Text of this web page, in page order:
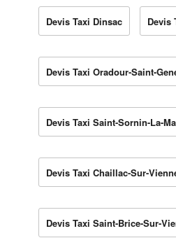
Devis Taxi Dinsac Devis
Devis Taxi Oradour-Saint-
Devis Taxi Saint-Sornin-La-
Devis Taxi Chaillac-Sur-
Devis Taxi Saint-Brice-Sur-